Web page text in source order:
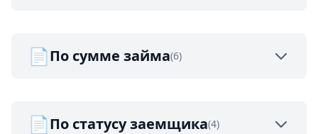
📄По сумме займа(6)
📄По статусу заемщика(4)